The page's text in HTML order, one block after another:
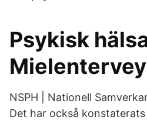
Psykisk
NSPH | Nationell
Det har också